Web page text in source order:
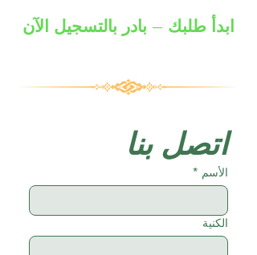
ابدأ طلبك – بادر بالتسجيل الآن
اتصل بنا
الأسم *
الكنية